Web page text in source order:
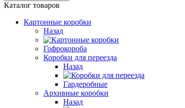
Каталог товаров
Картонные коробки
Назад
Гофрокороба
Коробки для переезда
Назад
Гардеробные
Архивные коробки
Назад